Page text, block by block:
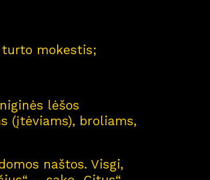
mokestis;
lėšos
(įtėviams), broliams,
naštos. Visgi,